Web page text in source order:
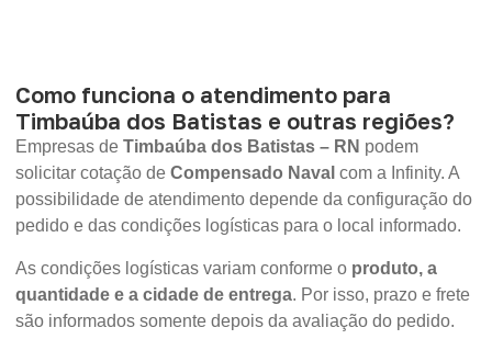
Como funciona o atendimento para
Timbaúba dos Batistas e outras regiões?
Empresas de Timbaúba dos Batistas – RN podem
solicitar cotação de Compensado Naval com a Infinity. A
possibilidade de atendimento depende da configuração do
pedido e das condições logísticas para o local informado.
As condições logísticas variam conforme o produto, a
quantidade e a cidade de entrega. Por isso, prazo e frete
são informados somente depois da avaliação do pedido.